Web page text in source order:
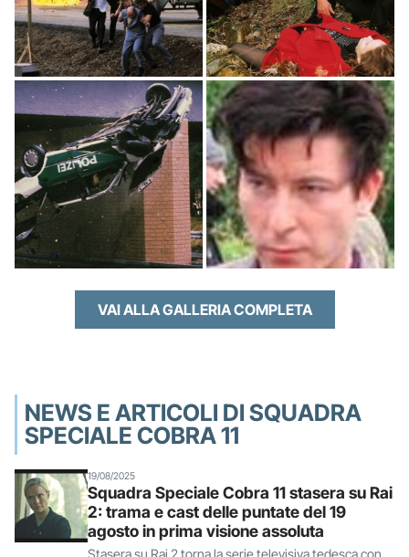
VAI ALLA GALLERIA COMPLETA
NEWS E ARTICOLI DI SQUADRA
SPECIALE COBRA 11
19/08/2025
Squadra Speciale Cobra 11 stasera su Rai
2: trama e cast delle puntate del 19
agosto in prima visione assoluta